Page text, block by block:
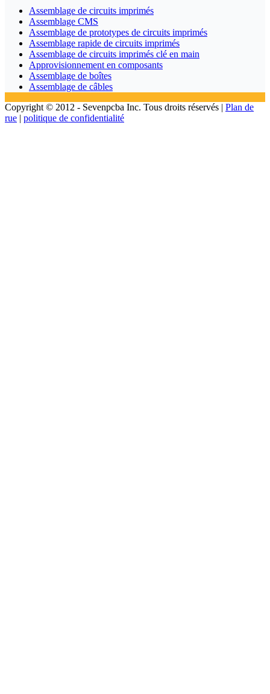
Assemblage de circuits imprimés
Assemblage CMS
Assemblage de prototypes de circuits imprimés
Assemblage rapide de circuits imprimés
Assemblage de circuits imprimés clé en main
Approvisionnement en composants
Assemblage de boîtes
Assemblage de câbles
Copyright © 2012 - Sevenpcba Inc. Tous droits réservés | Plan de
rue | politique de confidentialité